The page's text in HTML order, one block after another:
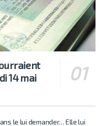
14 mai
le lui demander… Elle lui